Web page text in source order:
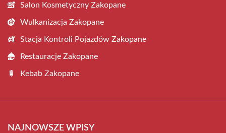
Salon Kosmetyczny Zakopane
Wulkanizacja Zakopane
Stacja Kontroli Pojazdów Zakopane
Restauracje Zakopane
Kebab Zakopane
NAJNOWSZE WPISY